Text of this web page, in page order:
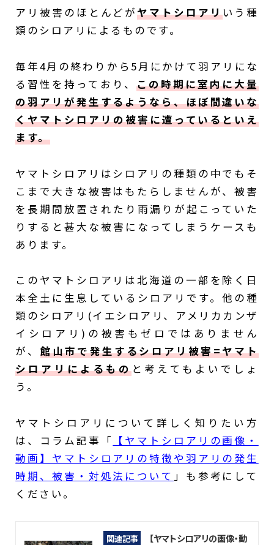
アリ被害のほとんどがヤマトシロアリいう種
類のシロアリによるものです。
毎年4月の終わりから5月にかけて羽アリにな
る習性を持っており、この時期に室内に大量
の羽アリが発生するようなら、ほぼ間違いな
くヤマトシロアリの被害に遭っているといえ
ます。
ヤマトシロアリはシロアリの種類の中でもそ
こまで大きな被害はもたらしませんが、被害
を長期間放置されたり雨漏りが起こっていた
りすると甚大な被害になってしまうケースも
あります。
このヤマトシロアリは北海道の一部を除く日
本全土に生息しているシロアリです。他の種
類のシロアリ(イエシロアリ、アメリカカンザ
イシロアリ)の被害もゼロではありません
が、 館山市で発生するシロアリ被害=ヤマト
シロアリによるものと考えてもよいでしょ
う。
ヤマトシロアリについて詳しく知りたい方
は、コラム記事「 【ヤマトシロアリの画像・
動画】ヤマトシロアリの特徴や羽アリの発生
時期、被害・対処法について 」も参考にして
ください。
関連記事
【ヤマトシロアリの画像・動